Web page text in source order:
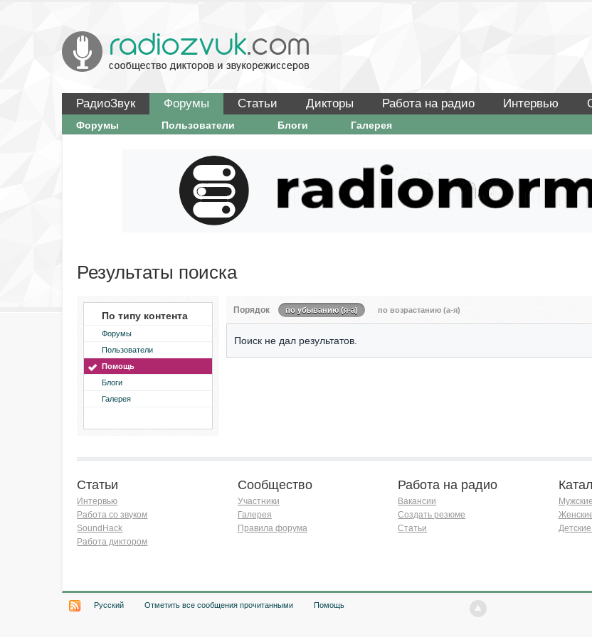
РадиоЗвук Форумы Статьи Дикторы Работа на радио Интервью
Форумы Пользователи Блоги Галерея
Результаты поиска
По типу контента
Форумы
Пользователи
Помощь
Блоги
Галерея
Порядок по убыванию (я-а) по возрастанию (а-я)
Поиск не дал результатов.
Статьи
Интервью
Работа со звуком
SoundHack
Работа диктором
Сообщество
Участники
Галерея
Правила форума
Работа на радио
Вакансии
Создать резюме
Статьи
Русский Отметить все сообщения прочитанными Помощь